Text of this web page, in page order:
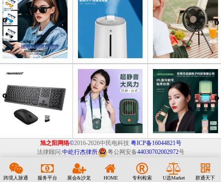
旭之阳网络©2016-2026中民电科技 粤ICP备16044821号
法律顾问:中屹行杰律所 粤公网安备44030702002972号
跨境人脉通 服务平台 展会&沙龙 HOME 专利检索 U选Market 群通天下